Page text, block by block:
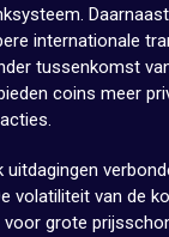
internationale
tussenkomst
coins meer
uitdagingen
volatiliteit van de
grote